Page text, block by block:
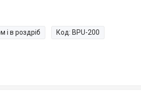
і в роздріб Код: BPU-200